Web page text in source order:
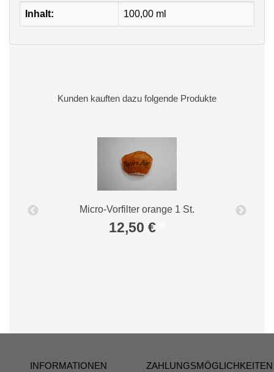
Inhalt: 100,00 ml
Kunden kauften dazu folgende Produkte
Micro-Vorfilter orange 1 St.
12,50 €
INFORMATIONEN ZAHLUNGSMÖGLICHKEITEN